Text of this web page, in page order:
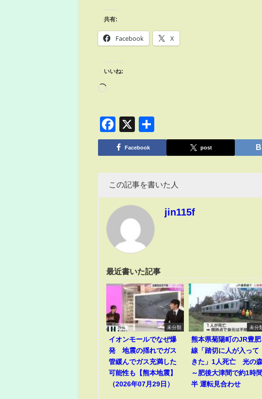
共有:
Facebook X
いいね:
Facebook
X
有
Facebook post
この記事を書いた人
jin115f
最近書いた記事
未分類
イオンモールでなぜ爆
発 地震の揺れでガス
管緩んでガス充満した
可能性も【熊本地震】
（2026年07月29日）
未分
熊本県菊陽町のJR豊肥
線「踏切に人が入って
きた」1人死亡 光の
～肥後大津間で約1時間
半 運転見合わせ